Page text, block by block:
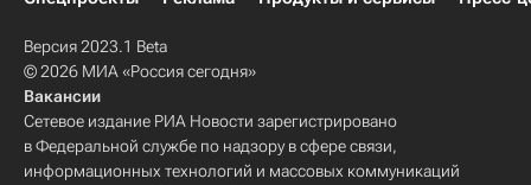
Версия 2023.1 Beta
© 2026 МИА «Россия сегодня»
Вакансии
Сетевое издание РИА Новости зарегистрировано
в Федеральной службе по надзору в сфере связи,
информационных технологий и массовых коммуникаций